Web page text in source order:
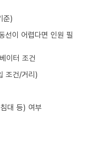
준)
선이 어렵다면 인원 필
이터 조건
조건/거리)
대 등) 여부